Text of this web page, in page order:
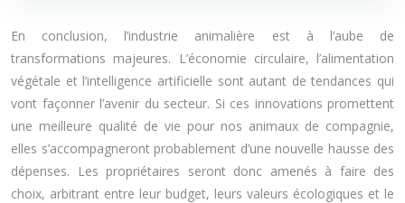
En conclusion, l’industrie animalière est à l’aube de
transformations majeures. L’économie circulaire, l’alimentation
végétale et l’intelligence artificielle sont autant de tendances qui
vont façonner l’avenir du secteur. Si ces innovations promettent
une meilleure qualité de vie pour nos animaux de compagnie,
elles s’accompagneront probablement d’une nouvelle hausse des
dépenses. Les propriétaires seront donc amenés à faire des
choix, arbitrant entre leur budget, leurs valeurs écologiques et le